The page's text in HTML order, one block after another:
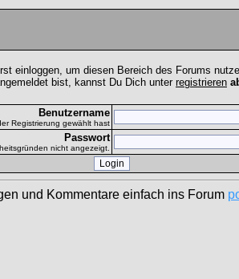
einloggen, um diesen Bereich des Forums
bist, kannst Du Dich unter registrieren
Benutzername
Registrierung gewählt hast
Passwort
nicht angezeigt.
und Kommentare einfach ins Forum